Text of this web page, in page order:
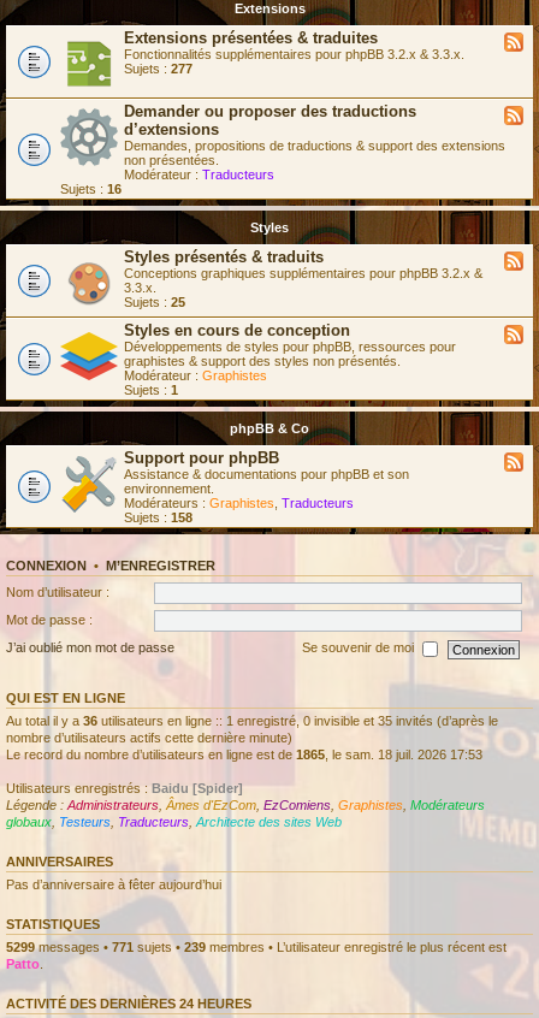
Extensions
Extensions présentées & traduites
Fonctionnalités supplémentaires pour phpBB 3.2.x & 3.3.x.
Sujets : 277
Demander ou proposer des traductions
d’extensions
Demandes, propositions de traductions & support des extensions
non présentées.
Modérateur : Traducteurs
Sujets : 16
Styles
Styles présentés & traduits
Conceptions graphiques supplémentaires pour phpBB 3.2.x &
3.3.x.
Sujets : 25
Styles en cours de conception
Développements de styles pour phpBB, ressources pour
graphistes & support des styles non présentés.
Modérateur : Graphistes
Sujets : 1
phpBB & Co
Support pour phpBB
Assistance & documentations pour phpBB et son
environnement.
Modérateurs : Graphistes Traducteurs
Sujets : 158
CONNEXION • M’ENREGISTRER
Nom d’utilisateur :
Mot de passe :
J’ai oublié mon mot de passe
Se souvenir de moi
QUI EST EN LIGNE
Au total il y a 36 utilisateurs en ligne :: 1 enregistré, 0 invisible et 35 invités (d’après le
nombre d’utilisateurs actifs cette dernière minute)
Le record du nombre d’utilisateurs en ligne est de 1865 , le sam. 18 juil. 2026 17:53
Utilisateurs enregistrés : Baidu [Spider]
Légende : Administrateurs Âmes d'EzCom EzComiens Graphistes Modérateurs
globaux Testeurs Traducteurs Architecte des sites Web
ANNIVERSAIRES
Pas d’anniversaire à fêter aujourd’hui
STATISTIQUES
5299messages • 771 sujets • 239 membres • L’utilisateur enregistré le plus récent est
Patto
ACTIVITÉ DES DERNIÈRES 24 HEURES